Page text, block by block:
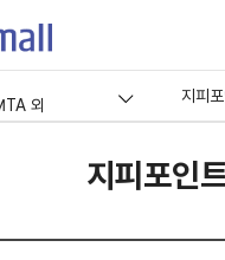
외
지피
지피포인